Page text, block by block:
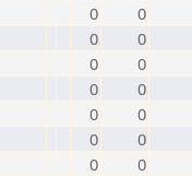
0
0
0
0
0
0
0
0
0
0
0
0
0
0